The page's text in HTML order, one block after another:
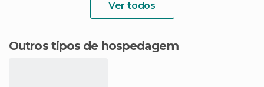
Ver todos
Outros tipos de hospedagem